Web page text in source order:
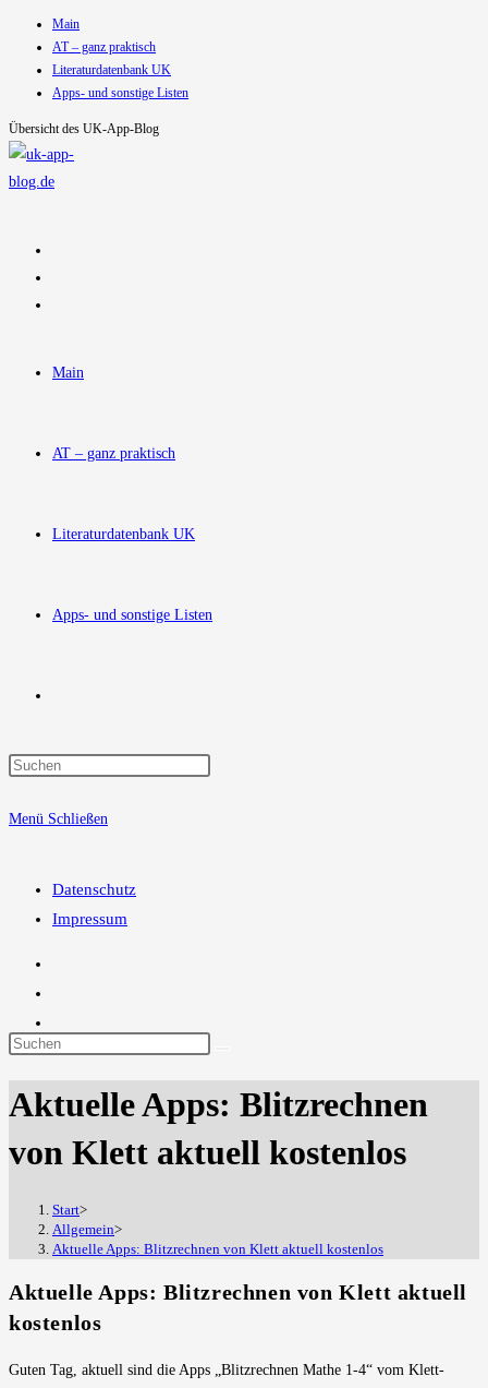
Inhalt
springen
Main
AT – ganz praktisch
Literaturdatenbank UK
Apps- und sonstige Listen
Übersicht des UK-App-Blog
Main
AT – ganz praktisch
Literaturdatenbank UK
Apps- und sonstige Listen
Suche
Menü Schließen
Datenschutz
Impressum
Diese
durchsuchen
Aktuelle Apps: Blitzrechnen
von Klett aktuell kostenlos
Start>
Allgemein>
Aktuelle Apps: Blitzrechnen von Klett aktuell kostenlos
Aktuelle Apps: Blitzrechnen von Klett aktuell
kostenlos
Guten Tag, aktuell sind die Apps „Blitzrechnen Mathe 1-4“ vom Klett-